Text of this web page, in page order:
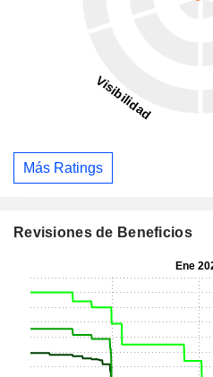
Más Ratings
Revisiones de Beneficios